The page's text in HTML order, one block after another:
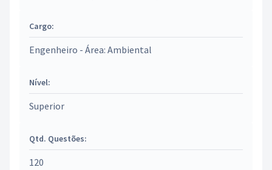
Cargo:
Engenheiro - Área: Ambiental
Nível:
Superior
Qtd. Questões:
120